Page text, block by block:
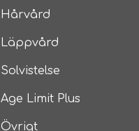
Hårvård
Läppvård
Solvistelse
Age Limit Plus
Övrigt